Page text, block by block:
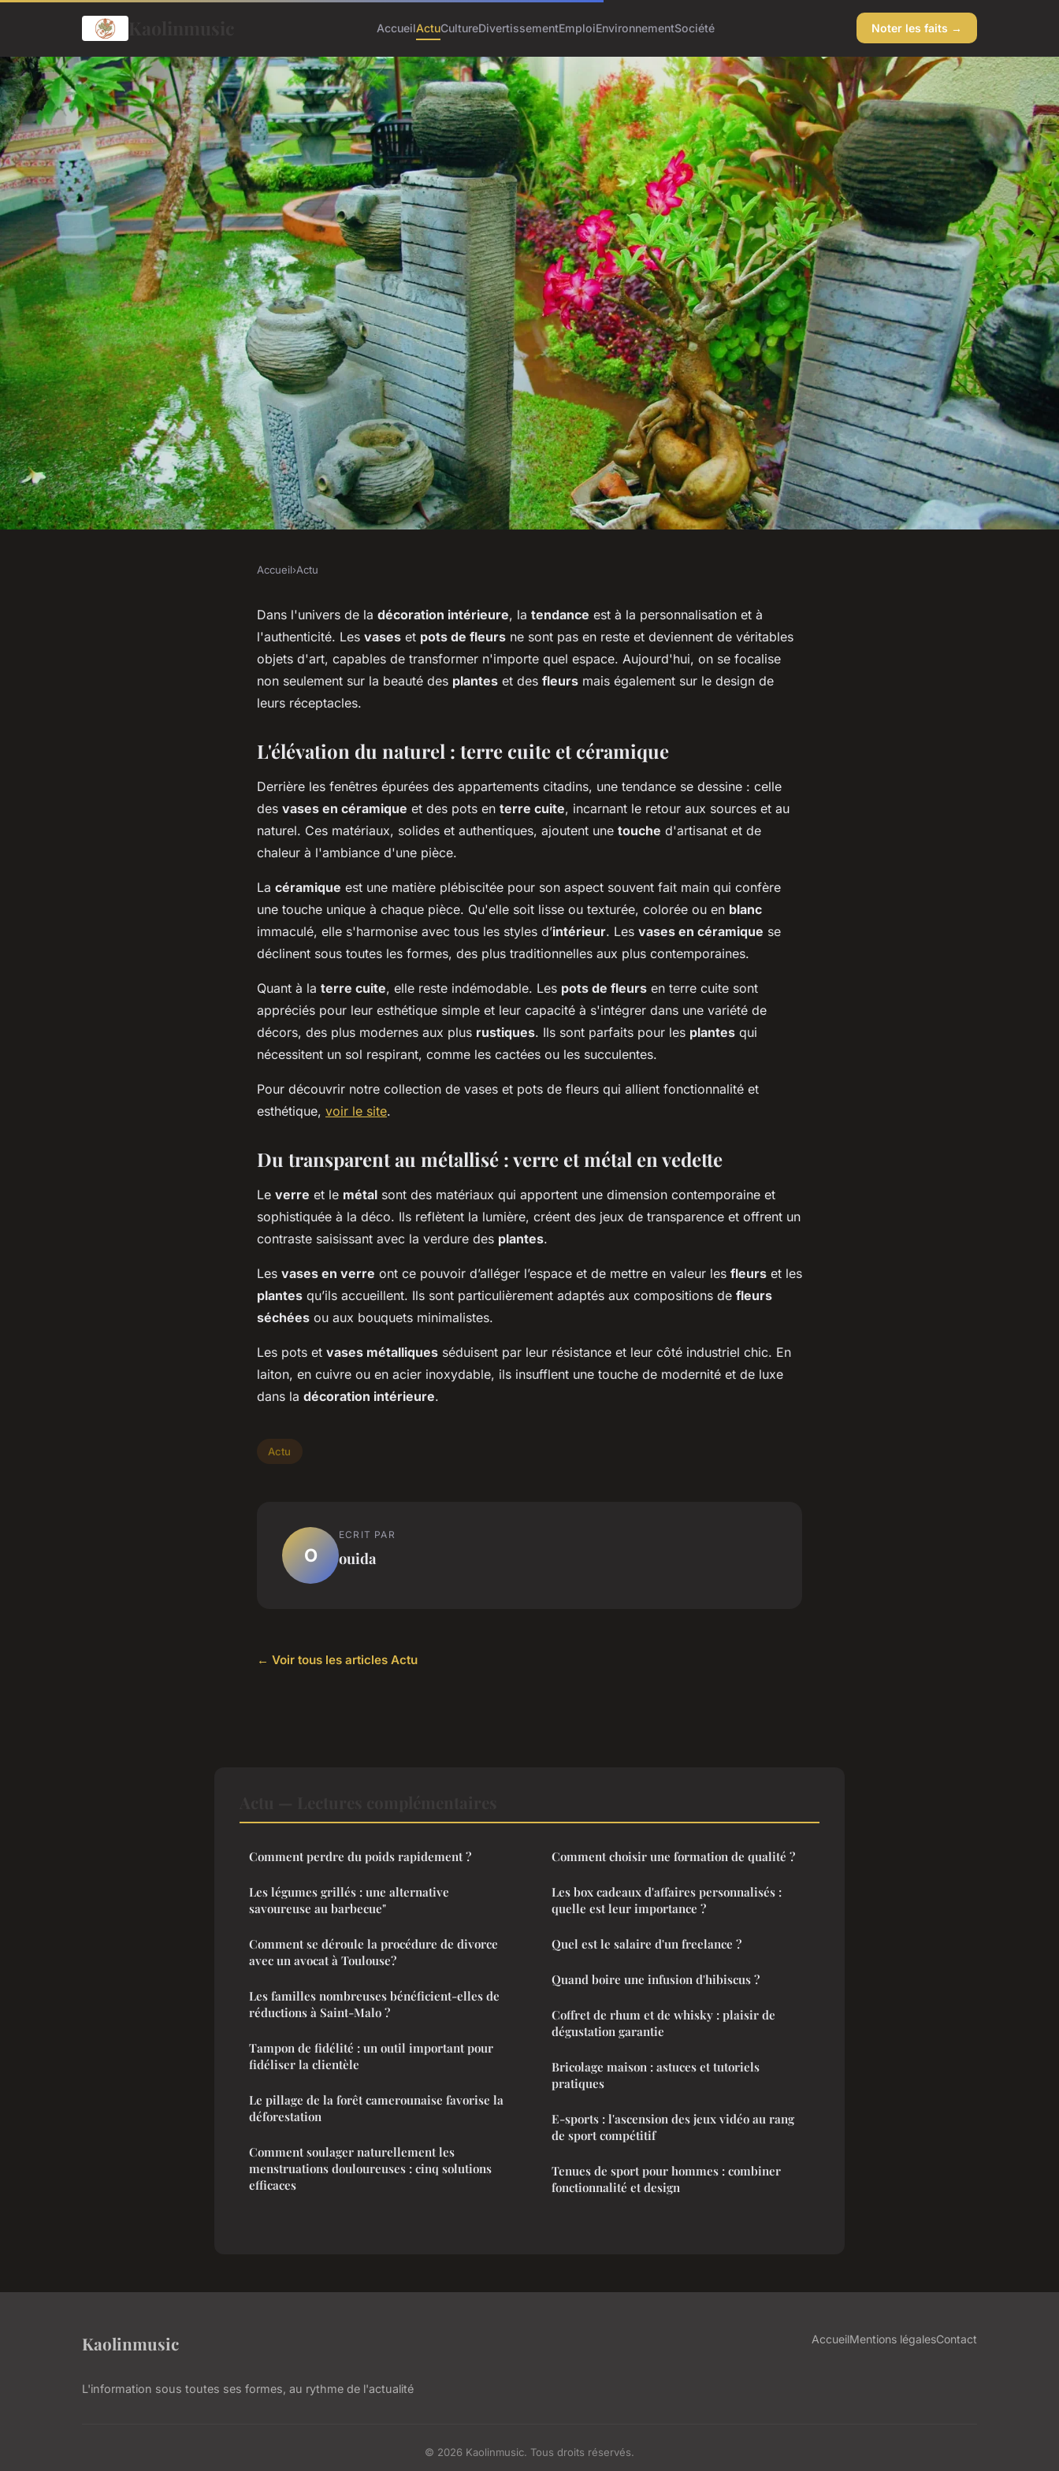
AccueilActuCultureDivertissementEmploiEnvironnementSociété Noter les faits →
Quelles sont les dernières tendances
en matière de vases et pots de fleurs ?
Accueil›Actu
Dans l'univers de la décoration intérieure, la tendance est à la personnalisation et à
l'authenticité. Les vases et pots de fleurs ne sont pas en reste et deviennent de véritables
objets d'art, capables de transformer n'importe quel espace. Aujourd'hui, on se focalise
non seulement sur la beauté des plantes et des fleurs mais également sur le design de
leurs réceptacles.
L'élévation du naturel : terre cuite et céramique
Derrière les fenêtres épurées des appartements citadins, une tendance se dessine : celle
des vases en céramique et des pots en terre cuite, incarnant le retour aux sources et au
naturel. Ces matériaux, solides et authentiques, ajoutent une touche d'artisanat et de
chaleur à l'ambiance d'une pièce.
La céramique est une matière plébiscitée pour son aspect souvent fait main qui confère
une touche unique à chaque pièce. Qu'elle soit lisse ou texturée, colorée ou en blanc
immaculé, elle s'harmonise avec tous les styles d’intérieur. Les vases en céramique se
déclinent sous toutes les formes, des plus traditionnelles aux plus contemporaines.
Quant à la terre cuite, elle reste indémodable. Les pots de fleurs en terre cuite sont
appréciés pour leur esthétique simple et leur capacité à s'intégrer dans une variété de
décors, des plus modernes aux plus rustiques. Ils sont parfaits pour les plantes qui
nécessitent un sol respirant, comme les cactées ou les succulentes.
Pour découvrir notre collection de vases et pots de fleurs qui allient fonctionnalité et
esthétique, voir le site.
Du transparent au métallisé : verre et métal en vedette
Le verre et le métal sont des matériaux qui apportent une dimension contemporaine et
sophistiquée à la déco. Ils reflètent la lumière, créent des jeux de transparence et offrent un
contraste saisissant avec la verdure des plantes.
Les vases en verre ont ce pouvoir d’alléger l’espace et de mettre en valeur les fleurs et les
plantes qu’ils accueillent. Ils sont particulièrement adaptés aux compositions de fleurs
séchées ou aux bouquets minimalistes.
Les pots et vases métalliques séduisent par leur résistance et leur côté industriel chic. En
laiton, en cuivre ou en acier inoxydable, ils insufflent une touche de modernité et de luxe
dans la décoration intérieure.
Actu
O
ECRIT PAR
ouida
← Voir tous les articles Actu
Comment perdre du poids rapidement ?
Les légumes grillés : une alternative
savoureuse au barbecue"
Comment se déroule la procédure de divorce
avec un avocat à Toulouse?
Les familles nombreuses bénéficient-elles de
réductions à Saint-Malo ?
Tampon de fidélité : un outil important pour
fidéliser la clientèle
Le pillage de la forêt camerounaise favorise la
déforestation
Comment soulager naturellement les
menstruations douloureuses : cinq solutions
efficaces
Comment choisir une formation de qualité ?
Les box cadeaux d'affaires personnalisés :
quelle est leur importance ?
Quel est le salaire d'un freelance ?
Quand boire une infusion d'hibiscus ?
Coffret de rhum et de whisky : plaisir de
dégustation garantie
Bricolage maison : astuces et tutoriels
pratiques
E-sports : l'ascension des jeux vidéo au rang
de sport compétitif
Tenues de sport pour hommes : combiner
fonctionnalité et design
Kaolinmusic
L'information sous toutes ses formes, au rythme de l'actualité
AccueilMentions légalesContact
© 2026 Kaolinmusic. Tous droits réservés.